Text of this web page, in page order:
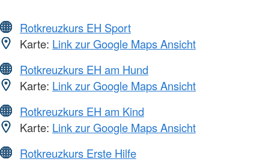
Rotkreuzkurs EH Sport
Karte: Link zur Google Maps Ansicht
Rotkreuzkurs EH am Hund
Karte: Link zur Google Maps Ansicht
Rotkreuzkurs EH am Kind
Karte: Link zur Google Maps Ansicht
Rotkreuzkurs Erste Hilfe